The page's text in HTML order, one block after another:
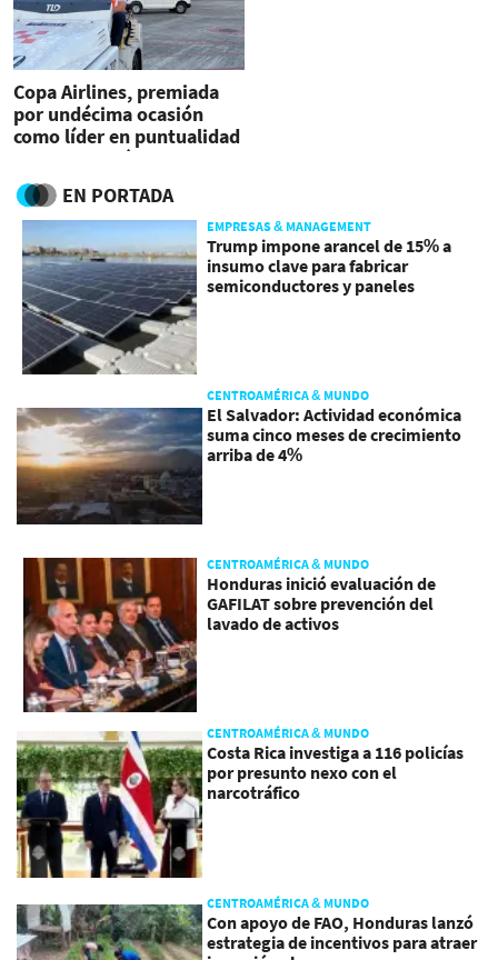
Copa Airlines, premiada
por undécima ocasión
como líder en puntualidad
en Latinoamérica
EN PORTADA
EMPRESAS & MANAGEMENT
Trump impone arancel de 15% a
insumo clave para fabricar
semiconductores y paneles
CENTROAMÉRICA & MUNDO
El Salvador: Actividad económica
suma cinco meses de crecimiento
arriba de 4%
CENTROAMÉRICA & MUNDO
Honduras inició evaluación de
GAFILAT sobre prevención del
lavado de activos
CENTROAMÉRICA & MUNDO
Costa Rica investiga a 116 policías
por presunto nexo con el
narcotráfico
CENTROAMÉRICA & MUNDO
Con apoyo de FAO, Honduras lanzó
estrategia de incentivos para atraer